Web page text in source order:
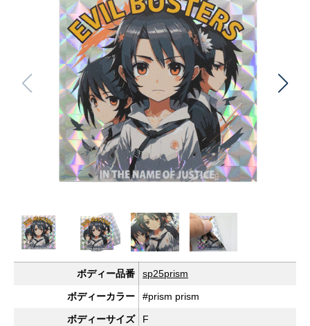
ボディー品番 sp25prism
ボディーカラー #prism prism
ボディーサイズ F